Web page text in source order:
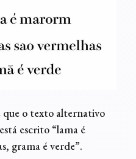
que o texto alternativo
escrito “lama é
grama é verde”.